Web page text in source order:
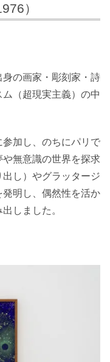
）
の画家・彫刻家・詩
（超現実主義）の中
加し、のちにパリで
無意識の世界を探求
し）やグラッタージ
発明し、偶然性を活か
しました。